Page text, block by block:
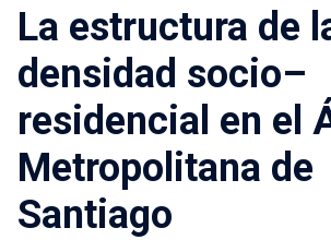
FACULTAD DE ARQUITECTURA, DISEÑO Y
La estructura de
densidad socio–
residencial en el
Metropolitana de
Santiago